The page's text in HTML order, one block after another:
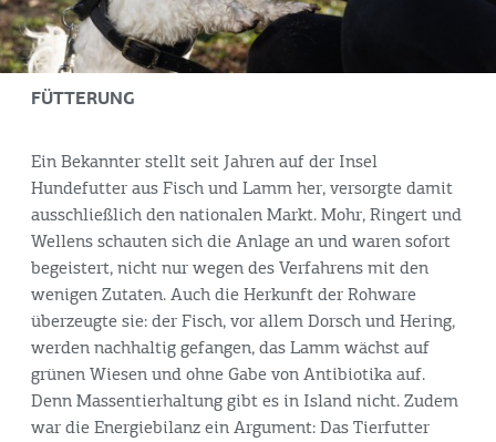
FÜTTERUNG
Ein Bekannter stellt seit Jahren auf der Insel
Hundefutter aus Fisch und Lamm her, versorgte damit
ausschließlich den nationalen Markt. Mohr, Ringert und
Wellens schauten sich die Anlage an und waren sofort
begeistert, nicht nur wegen des Verfahrens mit den
wenigen Zutaten. Auch die Herkunft der Rohware
überzeugte sie: der Fisch, vor allem Dorsch und Hering,
werden nachhaltig gefangen, das Lamm wächst auf
grünen Wiesen und ohne Gabe von Antibiotika auf.
Denn Massentierhaltung gibt es in Island nicht. Zudem
war die Energiebilanz ein Argument: Das Tierfutter